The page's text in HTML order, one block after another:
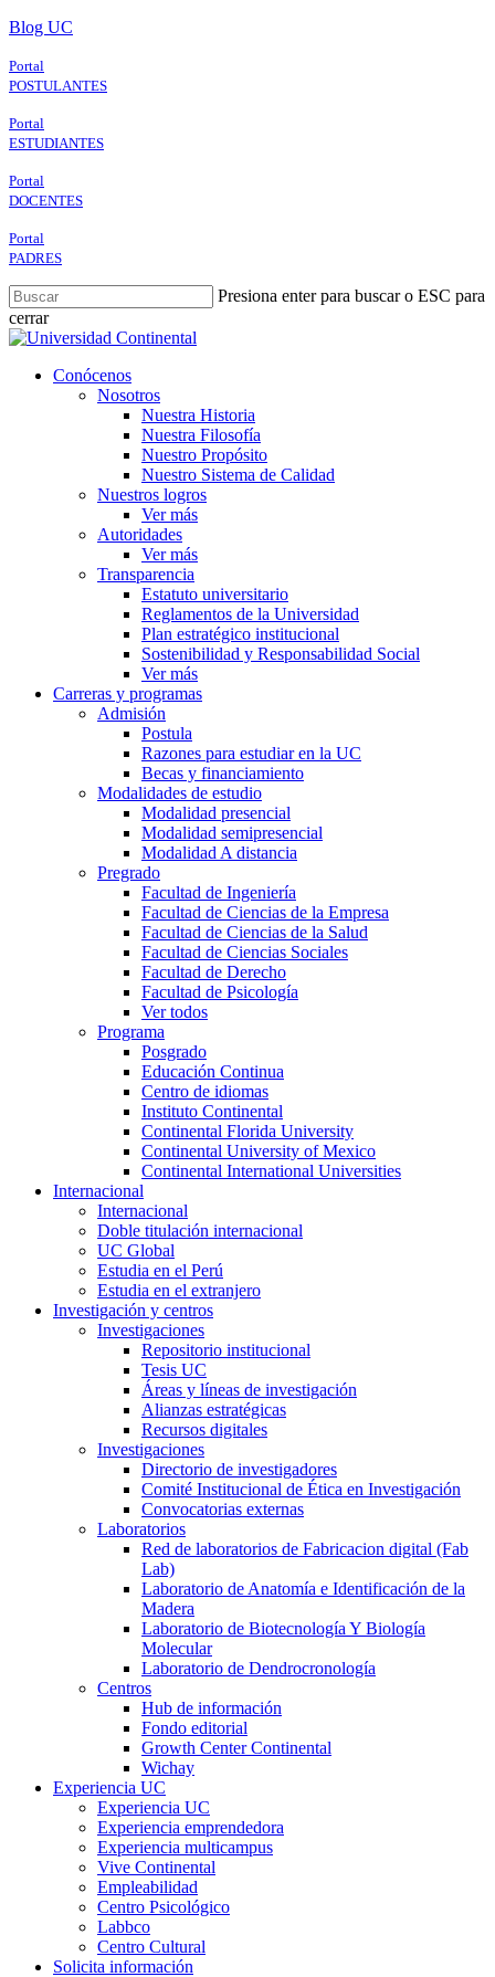
Skip
main
content
Blog UC
Portal
POSTULANTES
Portal
ESTUDIANTES
Portal
DOCENTES
Portal
PADRES
Presiona enter para buscar o ESC para
cerrar
Close
search
Menu
Conócenos
Nosotros
Nuestra Historia
Nuestra Filosofía
Nuestro Propósito
Nuestro Sistema de Calidad
Nuestros logros
Ver más
Autoridades
Ver más
Transparencia
Estatuto universitario
Reglamentos de la Universidad
Plan estratégico institucional
Sostenibilidad y Responsabilidad Social
Ver más
Carreras y programas
Admisión
Postula
Razones para estudiar en la UC
Becas y financiamiento
Modalidades de estudio
Modalidad presencial
Modalidad semipresencial
Modalidad A distancia
Pregrado
Facultad de Ingeniería
Facultad de Ciencias de la Empresa
Facultad de Ciencias de la Salud
Facultad de Ciencias Sociales
Facultad de Derecho
Facultad de Psicología
Ver todos
Programa
Posgrado
Educación Continua
Centro de idiomas
Instituto Continental
Continental Florida University
Continental University of Mexico
Continental International Universities
Internacional
Internacional
Doble titulación internacional
UC Global
Estudia en el Perú
Estudia en el extranjero
Investigación y centros
Investigaciones
Repositorio institucional
Tesis UC
Áreas y líneas de investigación
Alianzas estratégicas
Recursos digitales
Investigaciones
Directorio de investigadores
Comité Institucional de Ética en Investigación
Convocatorias externas
Laboratorios
Red de laboratorios de Fabricacion digital (Fab
Lab)
Laboratorio de Anatomía e Identificación de la
Madera
Laboratorio de Biotecnología Y Biología
Molecular
Laboratorio de Dendrocronología
Centros
Hub de información
Fondo editorial
Growth Center Continental
Wichay
Experiencia UC
Experiencia UC
Experiencia emprendedora
Experiencia multicampus
Vive Continental
Empleabilidad
Centro Psicológico
Labbco
Centro Cultural
Solicita información